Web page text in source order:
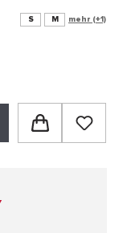
S M mehr (+1)